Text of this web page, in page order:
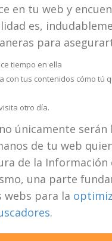
en tu web y
es,
para
tiempo en ella
con tus contenidos cómo tú
otro día.
únicamente serán
de tu web
de la Información
una parte
webs para la
.